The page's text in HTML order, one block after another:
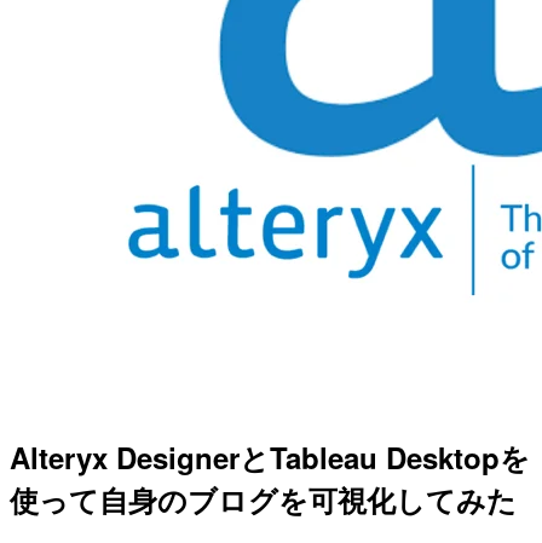
Alteryx DesignerとTableau Desktopを
使って自身のブログを可視化してみた